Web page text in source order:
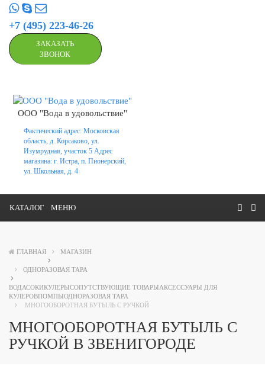
+7 (495) 223-46-26
ЗАКАЗАТЬ
ЗВОНОК
ООО "Вода в удовольствие"
Фактический адрес: Московская
область, д. Корсаково, ул.
Изумрудная, участок 5 Адрес
магазина: г. Истра, п. Пионерский,
ул. Школьная, д. 4
КАТАЛОГ МЕНЮ
ГЛАВНАЯ МАГАЗИН
ОДНОРАЗОВАЯ ТАРА
ВОДАСОКИКУЛЕРЫСОПУТСТВУЮЩИЕ ТОВАРЫАКСЕССУАРЫ ДЛЯ
КУЛЕРОВПОМПЫОДНОРАЗОВАЯ ТАРА
МНОГООБОРОТНАЯ БУТЫЛЬ С РУЧКОЙ
МНОГООБОРОТНАЯ БУТЫЛЬ С
РУЧКОЙ В ЗВЕНИГОРОДЕ